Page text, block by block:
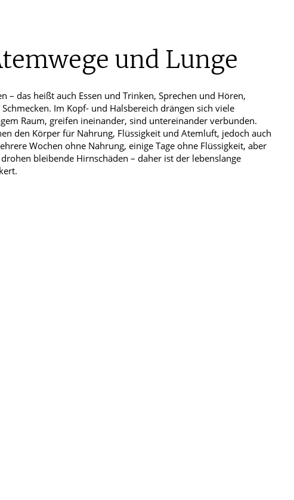
und Lunge
– das heißt auch Essen und Trinken, Sprechen und Hören,
Im Kopf- und Halsbereich drängen sich viele
Raum, greifen ineinander, sind untereinander verbunden.
den Körper für Nahrung, Flüssigkeit und Atemluft, jedoch auch
Wochen ohne Nahrung, einige Tage ohne Flüssigkeit, aber
bleibende Hirnschäden – daher ist der lebenslange